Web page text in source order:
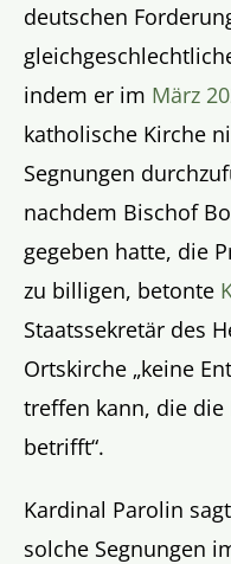
deutschen
indem er im März
katholische Kirche
Segnungen
nachdem Bischof
gegeben hatte, die
zu billigen, betonte
Staatssekretär des
Ortskirche „keine
treffen kann, die
betrifft“.
Kardinal Parolin
solche Segnungen